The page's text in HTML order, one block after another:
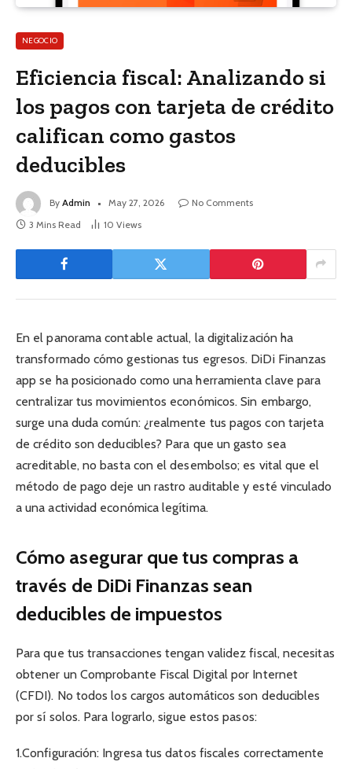
NEGOCIO
Eficiencia fiscal: Analizando si
los pagos con tarjeta de crédito
califican como gastos
deducibles
By Admin May 27, 2026
No Comments
3 Mins Read
10 Views
En el panorama contable actual, la digitalización ha
transformado cómo gestionas tus egresos. DiDi Finanzas
app se ha posicionado como una herramienta clave para
centralizar tus movimientos económicos. Sin embargo,
surge una duda común: ¿realmente tus pagos con tarjeta
de crédito son deducibles? Para que un gasto sea
acreditable, no basta con el desembolso; es vital que el
método de pago deje un rastro auditable y esté vinculado
a una actividad económica legítima.
Cómo asegurar que tus compras a
través de DiDi Finanzas sean
deducibles de impuestos
Para que tus transacciones tengan validez fiscal, necesitas
obtener un Comprobante Fiscal Digital por Internet
(CFDI). No todos los cargos automáticos son deducibles
por sí solos. Para lograrlo, sigue estos pasos:
1.Configuración: Ingresa tus datos fiscales correctamente